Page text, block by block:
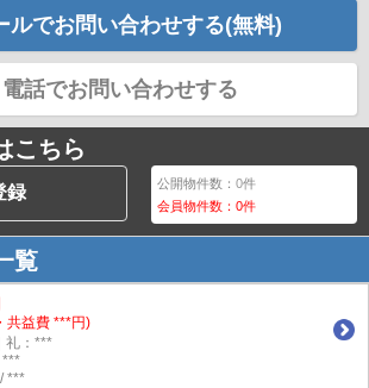
ルでお問い合わせする(無料)
電話でお問い合わせする
こちら
録 公開物件数：0件
会員物件数：0件
覧
共益費 ***円)
礼：***
***
***